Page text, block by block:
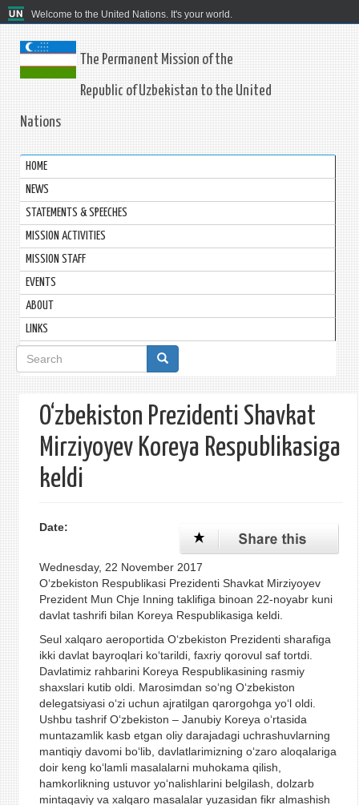
Welcome to the United Nations. It's your world.
The Permanent Mission of the
Republic of Uzbekistan to the United
Nations
HOME
NEWS
STATEMENTS & SPEECHES
MISSION ACTIVITIES
MISSION STAFF
EVENTS
ABOUT
LINKS
Search
form
O‘zbekiston Prezidenti Shavkat
Mirziyoyev Koreya Respublikasiga
keldi
Date:
Wednesday, 22 November 2017
O‘zbekiston Respublikasi Prezidenti Shavkat Mirziyoyev
Prezident Mun Chje Inning taklifiga binoan 22-noyabr kuni
davlat tashrifi bilan Koreya Respublikasiga keldi.
Seul xalqaro aeroportida O‘zbekiston Prezidenti sharafiga
ikki davlat bayroqlari ko‘tarildi, faxriy qorovul saf tortdi.
Davlatimiz rahbarini Koreya Respublikasining rasmiy
shaxslari kutib oldi. Marosimdan so‘ng O‘zbekiston
delegatsiyasi o‘zi uchun ajratilgan qarorgohga yo‘l oldi.
Ushbu tashrif O‘zbekiston – Janubiy Koreya o‘rtasida
muntazamlik kasb etgan oliy darajadagi uchrashuvlarning
mantiqiy davomi bo‘lib, davlatlarimizning o‘zaro aloqalariga
doir keng ko‘lamli masalalarni muhokama qilish,
hamkorlikning ustuvor yo‘nalishlarini belgilash, dolzarb
mintaqaviy va xalqaro masalalar yuzasidan fikr almashish